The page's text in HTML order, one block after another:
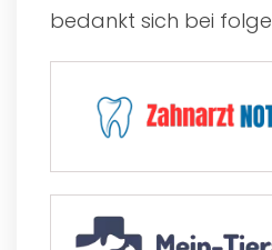
bedankt sich bei